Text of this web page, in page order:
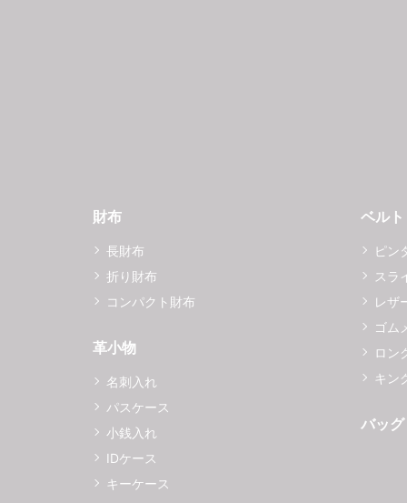
財布
長財布
折り財布
コンパクト財布
革小物
名刺入れ
パスケース
小銭入れ
IDケース
キーケース
ベルト
ピン
スラ
レザ
ゴム
ロン
キン
バッ